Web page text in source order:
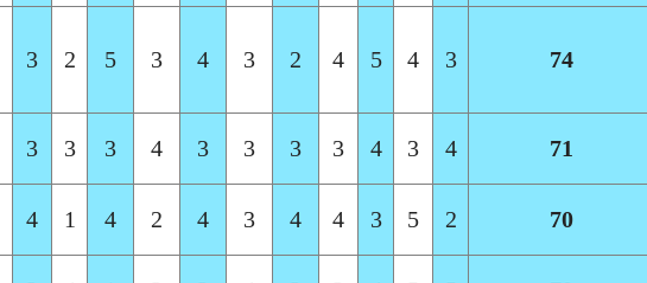
3 2 5 3 4 3 2 4 5 4 3 74
3 3 3 4 3 3 3 3 4 3 4 71
4 1 4 2 4 3 4 4 3 5 2 70